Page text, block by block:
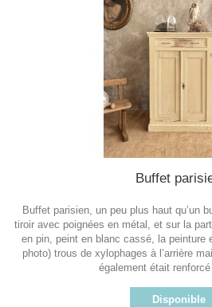
Buffet
Buffet parisien, un peu plus haut qu’un
tiroir avec poignées en métal, et sur la
en pin, peint en blanc cassé, la peinture
photo) trous de xylophages à l’arrière
également était renforcé
Disponible